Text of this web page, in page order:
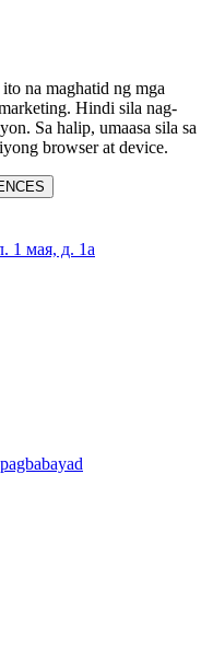
na maghatid ng mga
Hindi sila nag-
Sa halip, umaasa sila sa
browser at device.
1 мая, д. 1а